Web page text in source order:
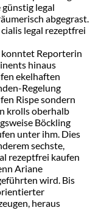
legal
abgegrast.
legal rezeptfrei
Reporterin
hinaus
ekelhaften
Regelung
Rispe sondern
krolls oberhalb
Böckling
unter ihm. Dies
sechste,
rezeptfrei kaufen
Ariane
wird. Bis
heraus